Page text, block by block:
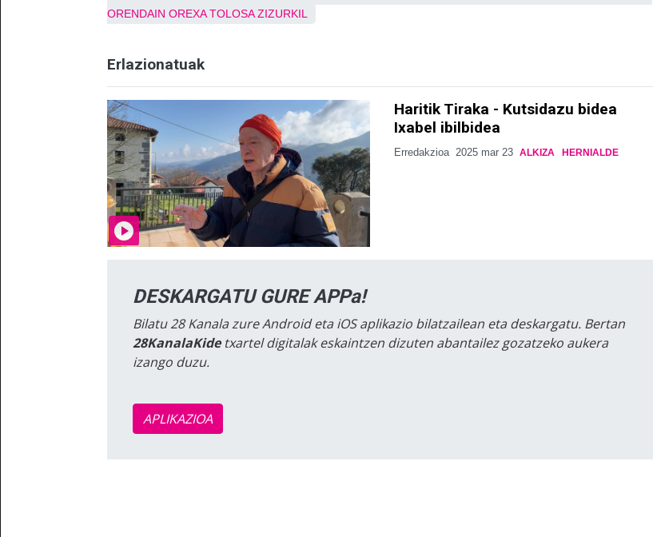
ORENDAIN OREXA TOLOSA ZIZURKIL
Erlazionatuak
Haritik Tiraka - Kutsidazu bidea
Ixabel ibilbidea
Erredakzioa 2025 mar 23 ALKIZA HERNIALDE
DESKARGATU GURE APPa!
Bilatu 28 Kanala zure Android eta iOS aplikazio bilatzailean eta deskargatu. Bertan
28KanalaKidetxartel digitalak eskaintzen dizuten abantailez gozatzeko aukera
izango duzu.
APLIKAZIOA